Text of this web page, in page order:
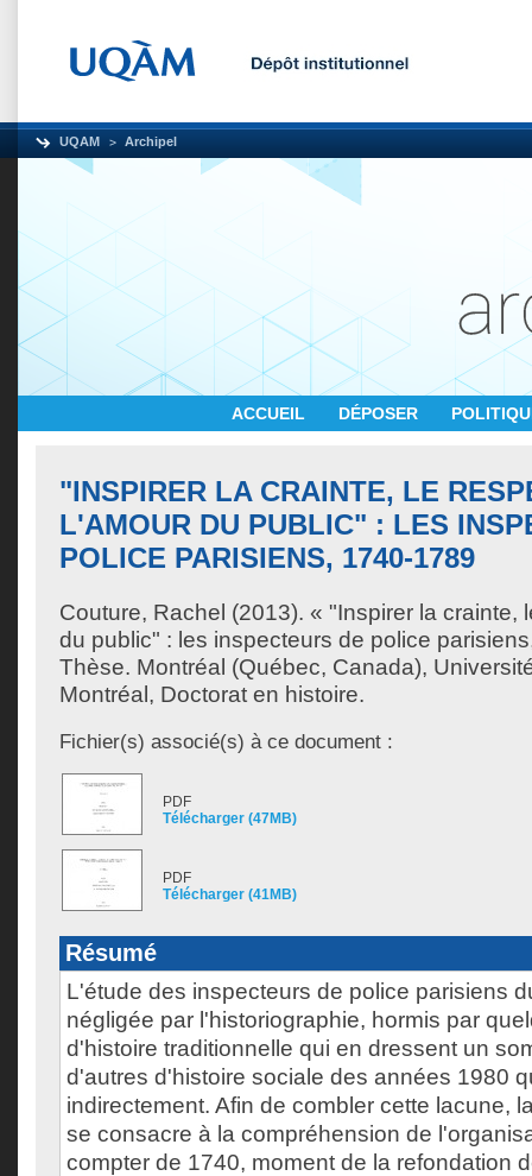
UQAM Archipel
ACCUEIL DÉPOSER
"INSPIRER LA CRAINTE, LE
L'AMOUR DU PUBLIC" : LES
POLICE PARISIENS, 1740-1789
Couture, Rachel (2013). « "Inspirer la crainte,
du public" : les inspecteurs de police
Thèse. Montréal (Québec, Canada),
Montréal, Doctorat en histoire.
Fichier(s) associé(s) à ce document :
PDF
Télécharger (47MB)
PDF
Télécharger (41MB)
Résumé
L'étude des inspecteurs de police parisiens
négligée par l'historiographie, hormis par
d'histoire traditionnelle qui en dressent un
d'autres d'histoire sociale des années 1980
indirectement. Afin de combler cette lacune,
se consacre à la compréhension de
compter de 1740, moment de la refondation